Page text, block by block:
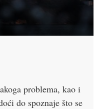
problema, kao i
do spoznaje što se